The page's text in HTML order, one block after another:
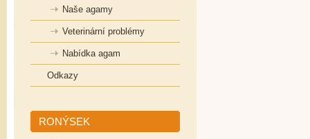
Naše agamy
Veterinární problémy
Nabídka agam
Odkazy
RONÝSEK